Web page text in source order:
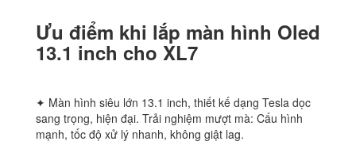
Ưu điểm khi lắp màn hình Oled
13.1 inch cho XL7
✦ Màn hình siêu lớn 13.1 inch, thiết kế dạng Tesla dọc
sang trọng, hiện đại. Trải nghiệm mượt mà: Cấu hình
mạnh, tốc độ xử lý nhanh, không giật lag.